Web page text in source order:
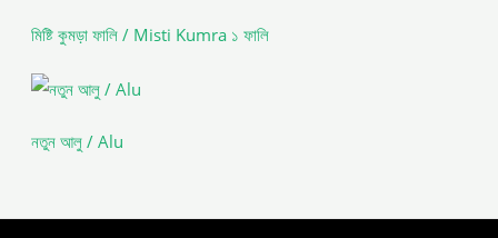
মিষ্টি কুমড়া ফালি / Misti Kumra ১ ফালি
নতুন আলু / Alu